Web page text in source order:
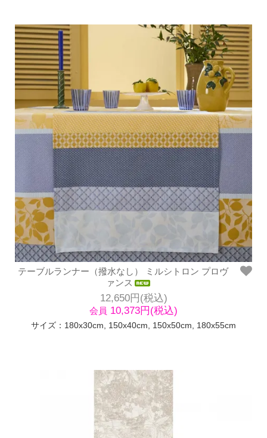
テーブルランナー（撥水なし） ミルシトロン プロヴ
ァンス
12,650円(税込)
会員 10,373円(税込)
サイズ：180x30cm, 150x40cm, 150x50cm, 180x55cm